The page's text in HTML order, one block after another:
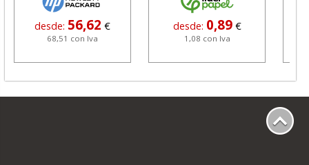
desde: 56,62 €
68,51 con Iva
desde: 0,89 €
1,08 con Iva